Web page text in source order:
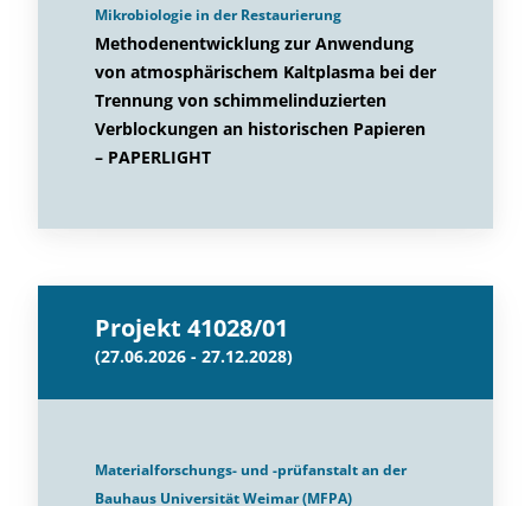
Mikrobiologie in der Restaurierung
Methodenentwicklung zur Anwendung
von atmosphärischem Kaltplasma bei der
Trennung von schimmelinduzierten
Verblockungen an historischen Papieren
– PAPERLIGHT
Projekt 41028/01
(27.06.2026 - 27.12.2028)
Materialforschungs- und -prüfanstalt an der
Bauhaus Universität Weimar (MFPA)